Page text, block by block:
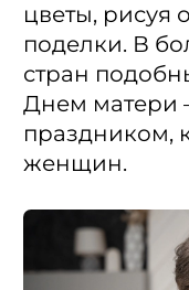
цветы, рисуя
поделки. В
стран
Днем
праздником,
женщин.